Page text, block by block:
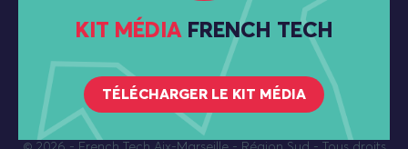
KIT MÉDIA FRENCH TECH
TÉLÉCHARGER LE KIT MÉDIA